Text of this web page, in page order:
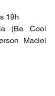
19h
(Be Cool
Maciel